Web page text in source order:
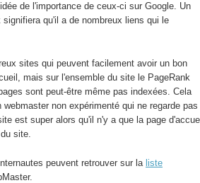
de l'importance de ceux-ci sur Google. Un
qu'il a de nombreux liens qui le
sites qui peuvent facilement avoir un bon
mais sur l'ensemble du site le PageRank
sont peut-être même pas indexées. Cela
non expérimenté qui ne regarde pas
est super alors qu'il n'y a que la page
site.
peuvent retrouver sur laliste